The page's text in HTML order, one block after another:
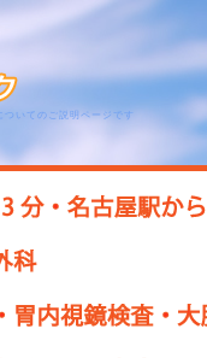
いてのご説明ページです